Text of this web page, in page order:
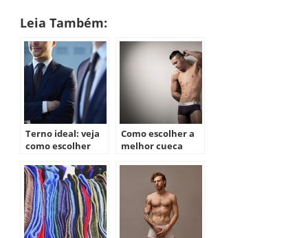
Leia Também:
Terno ideal: veja
como escolher
Como escolher a
melhor cueca